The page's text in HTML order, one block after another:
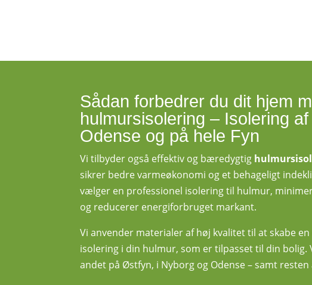
Sådan forbedrer du dit hjem
hulmursisolering – Isolering
Odense og på hele Fyn
Vi tilbyder også effektiv og bæredygtig
sikrer bedre varmeøkonomi og et behageligt
vælger en professionel isolering til hulmur,
og reducerer energiforbruget markant.
Vi anvender materialer af høj kvalitet til at skabe
isolering i din hulmur, som er tilpasset til din bolig.
andet på Østfyn, i Nyborg og Odense – samt resten